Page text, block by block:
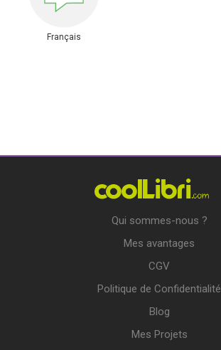
Français
Qui sommes-nous ?
Mes avantages
CGV
Politique de Confidentialité
Blog
Mes Projets